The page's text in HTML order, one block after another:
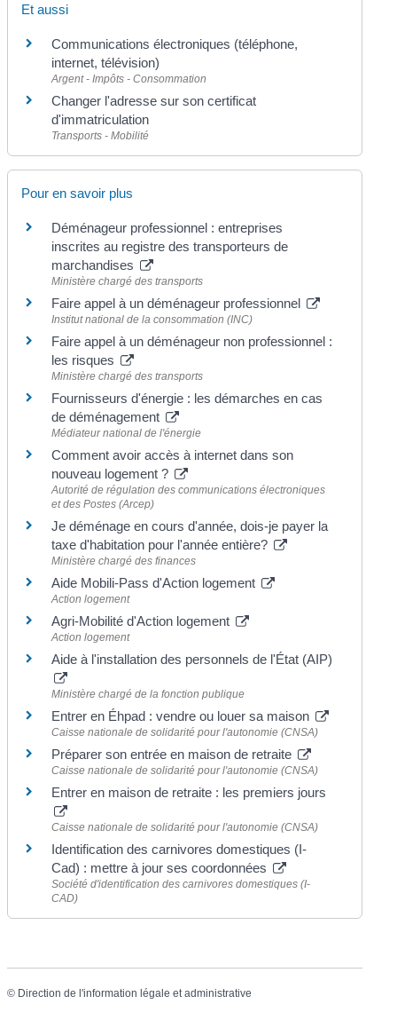
Et aussi
Communications électroniques (téléphone,
internet, télévision)
Argent - Impôts - Consommation
Changer l'adresse sur son certificat
d'immatriculation
Transports - Mobilité
Pour en savoir plus
Déménageur professionnel : entreprises
inscrites au registre des transporteurs de
marchandises
Ministère chargé des transports
Faire appel à un déménageur professionnel
Institut national de la consommation (INC)
Faire appel à un déménageur non professionnel :
les risques
Ministère chargé des transports
Fournisseurs d'énergie : les démarches en cas
de déménagement
Médiateur national de l'énergie
Comment avoir accès à internet dans son
nouveau logement ?
Autorité de régulation des communications électroniques
et des Postes (Arcep)
Je déménage en cours d'année, dois-je payer la
taxe d'habitation pour l'année entière?
Ministère chargé des finances
Aide Mobili-Pass d'Action logement
Action logement
Agri-Mobilité d'Action logement
Action logement
Aide à l'installation des personnels de l'État (AIP)
Ministère chargé de la fonction publique
Entrer en Éhpad : vendre ou louer sa maison
Caisse nationale de solidarité pour l'autonomie (CNSA)
Préparer son entrée en maison de retraite
Caisse nationale de solidarité pour l'autonomie (CNSA)
Entrer en maison de retraite : les premiers jours
Caisse nationale de solidarité pour l'autonomie (CNSA)
Identification des carnivores domestiques (I-
Cad) : mettre à jour ses coordonnées
Société d'identification des carnivores domestiques (I-
CAD)
© Direction de l'information légale et administrative